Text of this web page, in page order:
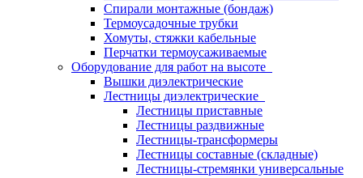
Спирали монтажные (бондаж)
Термоусадочные трубки
Хомуты, стяжки кабельные
Перчатки термоусаживаемые
Оборудование для работ на высоте
Вышки диэлектрические
Лестницы диэлектрические
Лестницы приставные
Лестницы раздвижные
Лестницы-трансформеры
Лестницы составные (складные)
Лестницы-стремянки универсальные